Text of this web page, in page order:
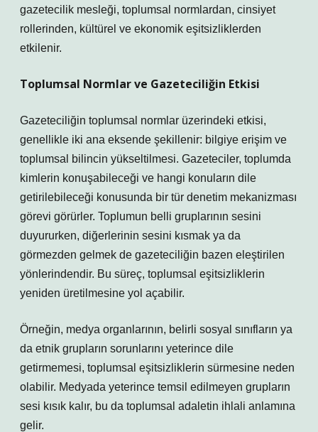
gazetecilik mesleği, toplumsal normlardan, cinsiyet
rollerinden, kültürel ve ekonomik eşitsizliklerden
etkilenir.
Toplumsal Normlar ve Gazeteciliğin Etkisi
Gazeteciliğin toplumsal normlar üzerindeki etkisi,
genellikle iki ana eksende şekillenir: bilgiye erişim ve
toplumsal bilincin yükseltilmesi. Gazeteciler, toplumda
kimlerin konuşabileceği ve hangi konuların dile
getirilebileceği konusunda bir tür denetim mekanizması
görevi görürler. Toplumun belli gruplarının sesini
duyururken, diğerlerinin sesini kısmak ya da
görmezden gelmek de gazeteciliğin bazen eleştirilen
yönlerindendir. Bu süreç, toplumsal eşitsizliklerin
yeniden üretilmesine yol açabilir.
Örneğin, medya organlarının, belirli sosyal sınıfların ya
da etnik grupların sorunlarını yeterince dile
getirmemesi, toplumsal eşitsizliklerin sürmesine neden
olabilir. Medyada yeterince temsil edilmeyen grupların
sesi kısık kalır, bu da toplumsal adaletin ihlali anlamına
gelir.